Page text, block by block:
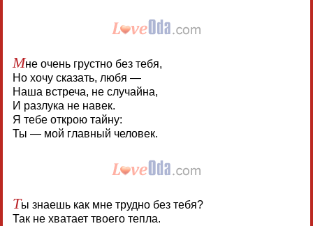
Мне очень грустно без тебя,
Но хочу сказать, любя —
Наша встреча, не случайна,
И разлука не навек.
Я тебе открою тайну:
Ты — мой главный человек.
Ты знаешь как мне трудно без тебя?
Так не хватает твоего тепла.